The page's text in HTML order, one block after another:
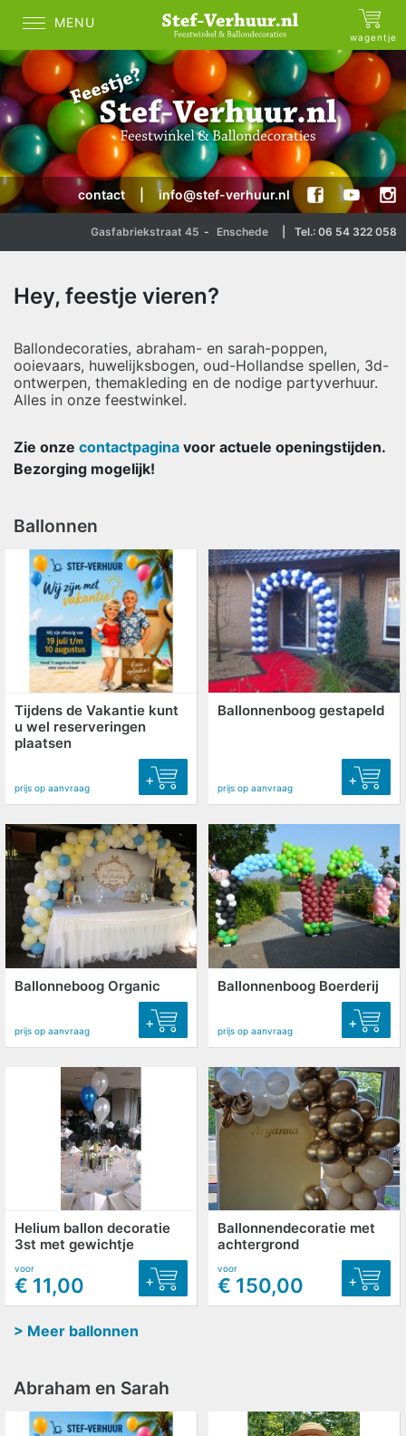
MENU
wagentje
contact info@stef-verhuur.nl
Gasfabriekstraat 45 - Enschede Tel.: 06 54 322 058
Hey, feestje vieren?
Ballondecoraties, abraham- en sarah-poppen,
ooievaars, huwelijksbogen, oud-Hollandse spellen, 3d-
ontwerpen, themakleding en de nodige partyverhuur.
Alles in onze feestwinkel.
Zie onze contactpagina voor actuele openingstijden.
Bezorging mogelijk!
Ballonnen
Tijdens de Vakantie kunt
u wel reserveringen
plaatsen
prijs op aanvraag +
Ballonnenboog gestapeld
prijs op aanvraag +
Ballonneboog Organic
prijs op aanvraag +
Ballonnenboog Boerderij
prijs op aanvraag +
Helium ballon decoratie
3st met gewichtje
voor
€ 11,00 +
Ballonnendecoratie met
achtergrond
voor
€ 150,00 +
> Meer ballonnen
Abraham en Sarah